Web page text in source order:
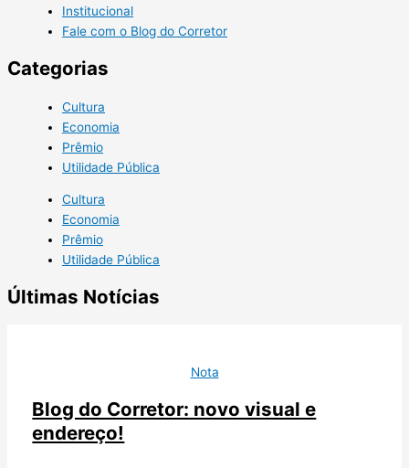
Institucional
Fale com o Blog do Corretor
Categorias
Cultura
Economia
Prêmio
Utilidade Pública
Cultura
Economia
Prêmio
Utilidade Pública
Últimas Notícias
Nota
Blog do Corretor: novo visual e
endereço!